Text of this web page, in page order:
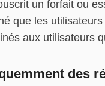
un forfait ou
que les
aux utilisateurs
des